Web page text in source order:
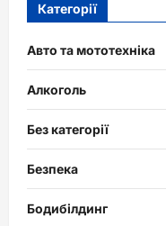
Категорії
Авто та мототехніка
Алкоголь
Без категорії
Безпека
Бодибілдинг